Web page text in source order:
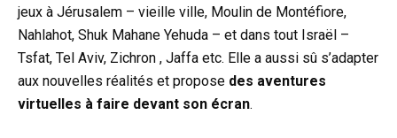
jeux à Jérusalem – vieille ville, Moulin de Montéfiore,
Nahlahot, Shuk Mahane Yehuda – et dans tout Israël –
Tsfat, Tel Aviv, Zichron , Jaffa etc. Elle a aussi sû s’adapter
aux nouvelles réalités et propose des aventures
virtuelles à faire devant son écran.